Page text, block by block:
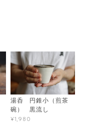
湯呑 円錐小（煎茶
碗） 黒流し
¥1,980